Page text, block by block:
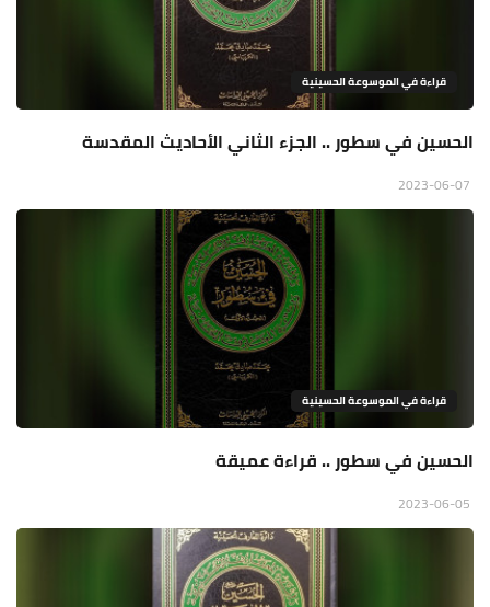
قراءة في الموسوعة الحسينية
الحسين في سطور .. الجزء الثاني الأحاديث المقدسة
قراءة في الموسوعة الحسينية
الحسين في سطور .. قراءة عميقة